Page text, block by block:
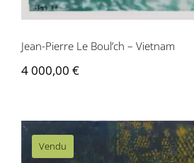
Jean-Pierre Le Boul’ch – Vietnam
4 000,00 €
Vendu